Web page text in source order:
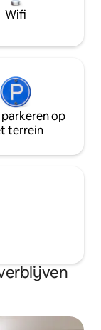
het type.
hoofdhuis.
Wifi
op
terrein